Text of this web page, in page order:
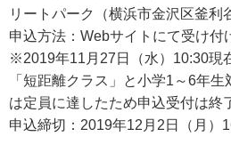
リートパーク（横浜市金沢区釜利
申込方法：Webサイトにて受け付
※2019年11月27日（水）10:30現
「短距離クラス」と小学1～6年生
は定員に達したため申込受付は終
申込締切：2019年12月2日（月）